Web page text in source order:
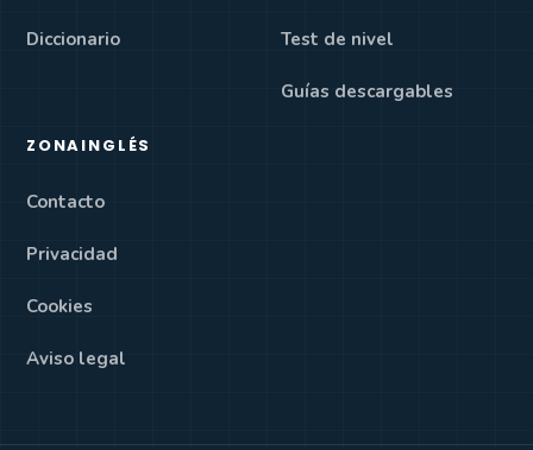
Diccionario Test de nivel
Guías descargables
ZONAINGLÉS
Contacto
Privacidad
Cookies
Aviso legal